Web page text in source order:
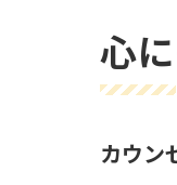
心
カウン